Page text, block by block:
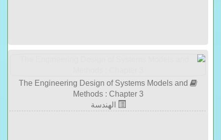
The Engineering Design of Systems Models and
Methods : Chapter 3
الهندسة